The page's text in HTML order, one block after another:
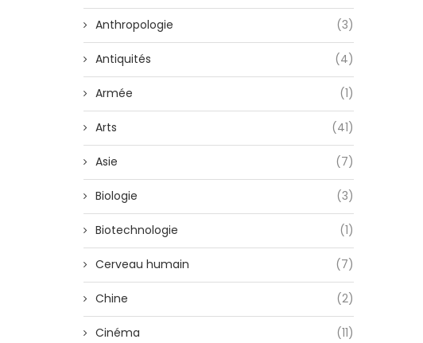
Anthropologie (3)
Antiquités (4)
Armée (1)
Arts (41)
Asie (7)
Biologie (3)
Biotechnologie (1)
Cerveau humain (7)
Chine (2)
Cinéma (11)